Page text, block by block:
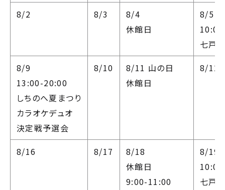
8/2 8/3
8/4
休館日
8/5
七戸
8/9
13:00-20:00
しちのへ夏まつり
カラオケデュオ
決定戦予選会
8/10 8/11 山の日
休館日
8/12
8/16 8/17
8/18
休館日
9:00-11:00
8/19
七戸